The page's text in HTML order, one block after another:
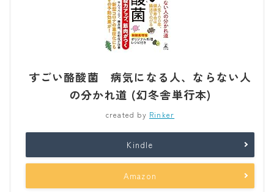
すごい酪酸菌 病気になる人、ならない人
の分かれ道 (幻冬舎単行本)
created by Rinker
Kindle
Amazon